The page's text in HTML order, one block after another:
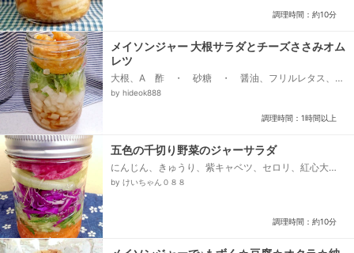
調理時間：約10分
メイソンジャー 大根サラダとチーズささみオム
レツ
大根、A 酢 ・ 砂糖 ・ 醤油、フリルレタス、
B 溶き卵、B 味の素 昆布だしの素 顆粒、B マ
のささみ （下茹で済みほぐしたもの、塩コショウ...
by hideok888
調理時間：1時間以上
五色の千切り野菜のジャーサラダ
にんじん、きゅうり、紫キャベツ、セロリ、紅心大
根、●りんご酢、●オリーブ油、●レモン汁、●塩、●
by けいちゃん０８８
調理時間：約10分